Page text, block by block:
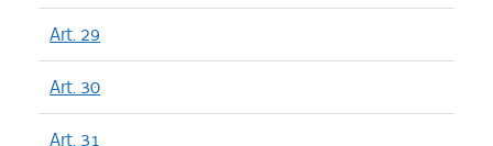
Art. 29
Art. 30
Art. 31